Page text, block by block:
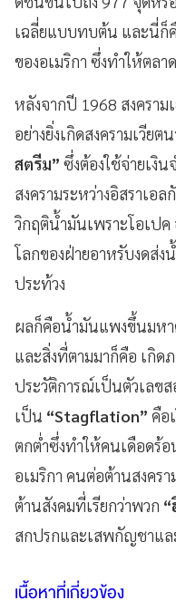
เฉลี่ยแบบทบต้น และนี่ก็คื
ของอเมริกา ซึ่งทำให้ตล
หลังจากปี 1968 สงคราม
อย่างยิ่งเกิดสงครามเวียต
สตรีม” ซึ่งต้องใช้จ่ายเงิ
สงครามระหว่างอิสราเอ
วิกฤติน้ำมันเพราะโอเป
โลกของฝ่ายอาหรับงดส่ง
ประท้วง
ผลก็คือน้ำมันแพงขึ้นมหา
และสิ่งที่ตามมาก็คือ เกิด
ประวัติการณ์เป็นตัวเลข
เป็น “Stagflation” คือ
ตกต่ำซึ่งทำให้คนเดือดร้
อเมริกา คนต่อต้านสงคร
ต้านสังคมที่เรียกว่าพวก
สกปรกและเสพกัญชาแล
เนื้อหาที่เกี่ยวข้อง